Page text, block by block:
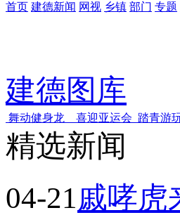
首页 建德新闻 网视 乡镇 部门 专题
建德图库
舞动健身龙 喜迎亚运会 踏青游
精选新闻
04-21戚哮虎